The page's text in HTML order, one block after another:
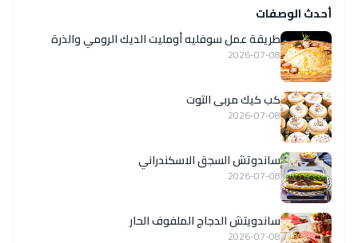
أحدث الوصفات
طريقة عمل سوفليه أومليت الديك الرومي والذرة
2026-07-08
كب كيك مربى التوت
2026-07-08
ساندوتش السجق الاسكندراني
2026-07-08
ساندويتش الدجاج الملفوف الحار
2026-07-08